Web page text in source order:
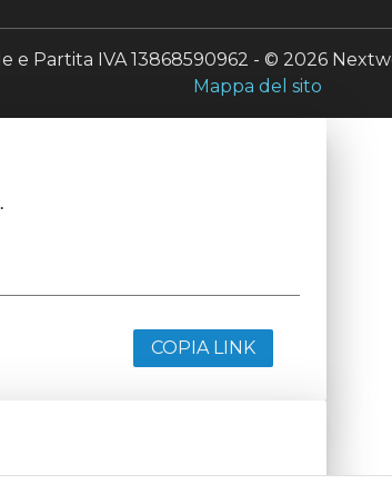
e Partita IVA 13868590962 - © 2026
Mappa del sito
COPIA LINK